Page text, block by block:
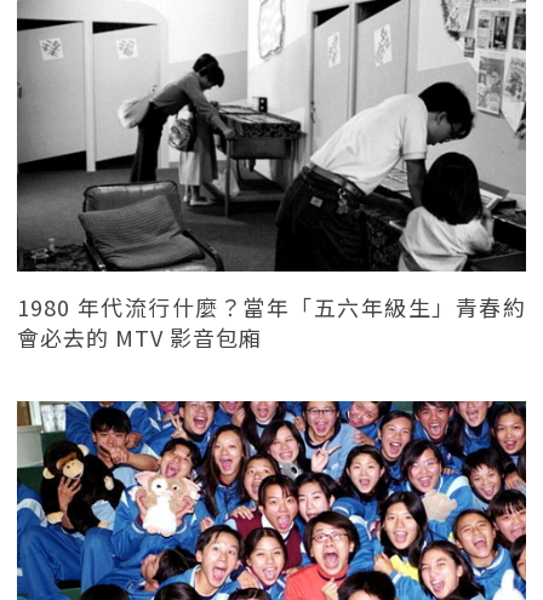
1980 年代流行什麼？當年「五六年級生」青春約
會必去的 MTV 影音包廂